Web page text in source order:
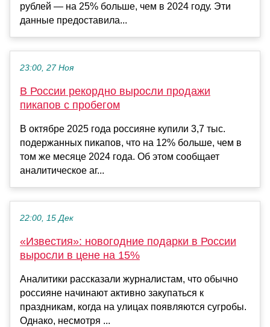
рублей — на 25% больше, чем в 2024 году. Эти
данные предоставила...
23:00, 27 Ноя
В России рекордно выросли продажи
пикапов с пробегом
В октябре 2025 года россияне купили 3,7 тыс.
подержанных пикапов, что на 12% больше, чем в
том же месяце 2024 года. Об этом сообщает
аналитическое аг...
22:00, 15 Дек
«Известия»: новогодние подарки в России
выросли в цене на 15%
Аналитики рассказали журналистам, что обычно
россияне начинают активно закупаться к
праздникам, когда на улицах появляются сугробы.
Однако, несмотря ...